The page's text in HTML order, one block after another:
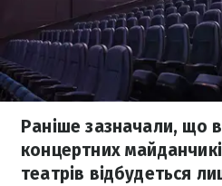
Раніше зазначали, що
концертних
театрів відбудеться